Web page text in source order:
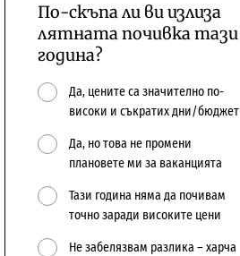
По-скъпа ли ви излиза
лятната почивка тази
година?
Да, цените са значително по-
високи и съкратих дни/бюджет
Да, но това не промени
плановете ми за ваканцията
Тази година няма да почивам
точно заради високите цени
Не забелязвам разлика – харча